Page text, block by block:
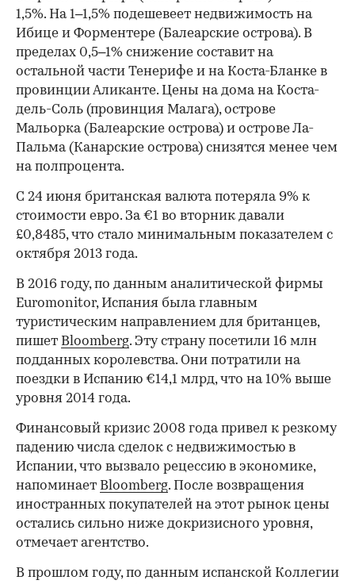
1,5%. На 1–1,5% подешевеет недвижимость на
Ибице и Форментере (Балеарские острова). В
пределах 0,5–1% снижение составит на
остальной части Тенерифе и на Коста-Бланке в
провинции Аликанте. Цены на дома на Коста-
дель-Соль (провинция Малага), острове
Мальорка (Балеарские острова) и острове Ла-
Пальма (Канарские острова) снизятся менее чем
на полпроцента.
С 24 июня британская валюта потеряла 9% к
стоимости евро. За €1 во вторник давали
£0,8485, что стало минимальным показателем с
октября 2013 года.
В 2016 году, по данным аналитической фирмы
Euromonitor, Испания была ​главным
туристическим направлением для британцев,
пишет Bloomberg. Эту страну посетили 16 млн
подданных королевства. Они потратили на
поездки в Испанию €14,1 млрд, что на 10% выше
уровня 2014 года.
Финансовый кризис 2008 года привел к резкому
падению числа сделок с недвижимостью в
Испании, что вызвало рецессию в экономике,
напоминает Bloomberg. После возвращения
иностранных покупателей на этот рынок цены
остались сильно ниже докризисного уровня,
отмечает агентство.
В прошлом году, по данным испанской Коллегии